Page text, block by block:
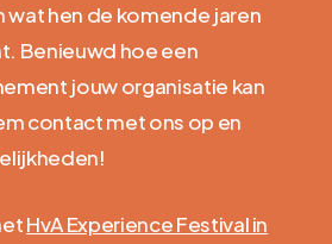
hen de komende jaren
Benieuwd hoe een
jouw organisatie kan
contact met ons op en
HvA Experience Festival in